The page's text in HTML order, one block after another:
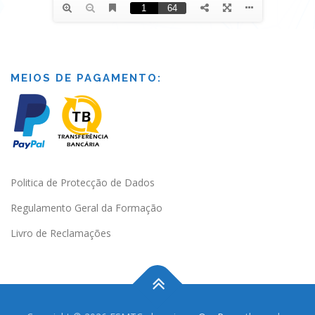
MEIOS DE PAGAMENTO:
Politica de Protecção de Dados
Regulamento Geral da Formação
Livro de Reclamações